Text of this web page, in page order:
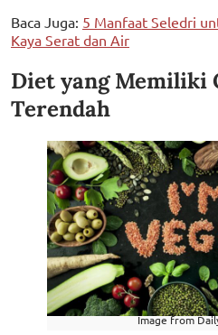
Baca Juga: 5 Manfaat Seledri
Kaya Serat dan Air
Diet yang Memiliki
Terendah
Image from